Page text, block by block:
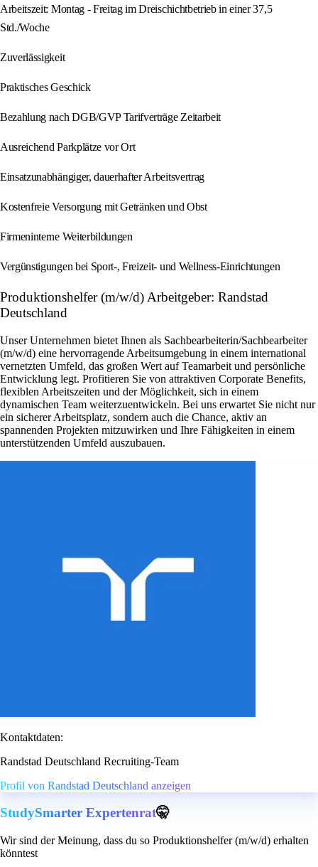
Arbeitszeit: Montag - Freitag im Dreischichtbetrieb in einer 37,5
Std./Woche
Zuverlässigkeit
Praktisches Geschick
Bezahlung nach DGB/GVP Tarifverträge Zeitarbeit
Ausreichend Parkplätze vor Ort
Einsatzunabhängiger, dauerhafter Arbeitsvertrag
Kostenfreie Versorgung mit Getränken und Obst
Firmeninterne Weiterbildungen
Vergünstigungen bei Sport-, Freizeit- und Wellness-Einrichtungen
Produktionshelfer (m/w/d) Arbeitgeber: Randstad
Deutschland
Unser Unternehmen bietet Ihnen als Sachbearbeiterin/Sachbearbeiter
(m/w/d) eine hervorragende Arbeitsumgebung in einem international
vernetzten Umfeld, das großen Wert auf Teamarbeit und persönliche
Entwicklung legt. Profitieren Sie von attraktiven Corporate Benefits,
flexiblen Arbeitszeiten und der Möglichkeit, sich in einem
dynamischen Team weiterzuentwickeln. Bei uns erwartet Sie nicht nur
ein sicherer Arbeitsplatz, sondern auch die Chance, aktiv an
spannenden Projekten mitzuwirken und Ihre Fähigkeiten in einem
unterstützenden Umfeld auszubauen.
Kontaktdaten:
Randstad Deutschland Recruiting-Team
Profil von Randstad Deutschland anzeigen
StudySmarter Expertenrat🤫
Wir sind der Meinung, dass du so Produktionshelfer (m/w/d) erhalten
könntest